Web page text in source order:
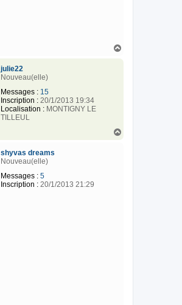
julie22
Nouveau(elle)
Messages : 15
Inscription : 20/1/2013 19:34
Localisation : MONTIGNY LE
TILLEUL
shyvas dreams
Nouveau(elle)
Messages : 5
Inscription : 20/1/2013 21:29